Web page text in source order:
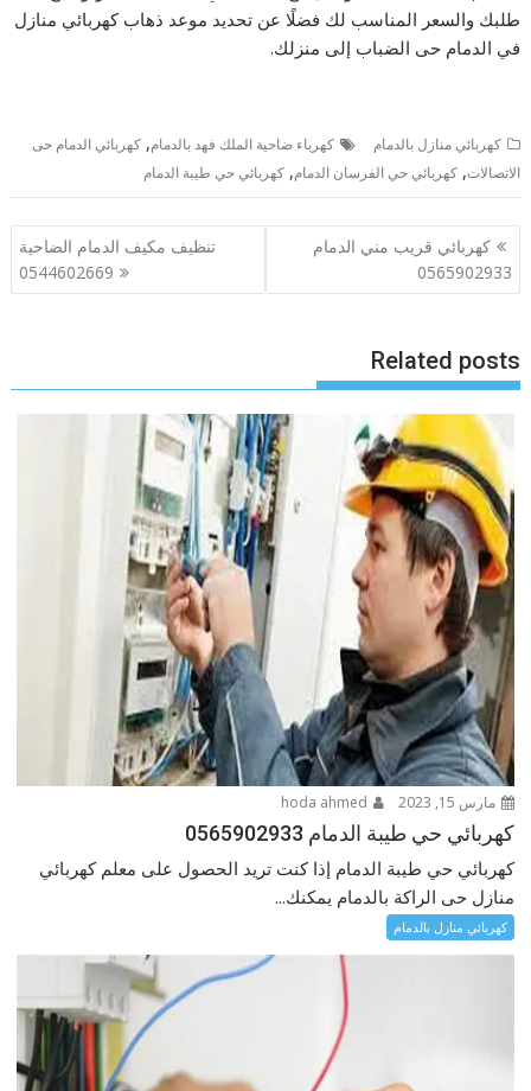
طلبك والسعر المناسب لك فضلًا عن تحديد موعد ذهاب كهربائي منازل
في الدمام حى الضباب إلى منزلك.
كهربائي منازل بالدمام كهرباء ضاحية الملك فهد بالدمام,كهربائي الدمام حى
الاتصالات,كهربائي حي الفرسان الدمام,كهربائي حي طيبة الدمام
تصفّح
المقالات
كهربائي قريب مني الدمام
0565902933
تنظيف مكيف الدمام الضاحية
0544602669
Related posts
مارس 15, 2023
كهربائي حي طيبة الدمام 0565902933
كهربائي حي طيبة الدمام إذا كنت تريد الحصول على معلم كهربائي
منازل حى الراكة بالدمام يمكنك...
كهربائي منازل بالدمام